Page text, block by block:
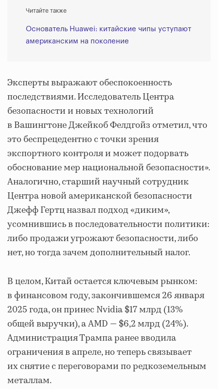
Читайте также
Основатель Huawei: китайские чипы уступают
американским на поколение
Эксперты выражают обеспокоенность
последствиями. Исследователь Центра
безопасности и новых технологий
в Вашингтоне Джейкоб Фелдгойз отметил, что
это беспрецедентно с точки зрения
экспортного контроля и может подорвать
обоснование мер национальной безопасности».
Аналогично, старший научный сотрудник
Центра новой американской безопасности
Джефф Гертц назвал подход «диким»,
усомнившись в последовательности политики:
либо продажи угрожают безопасности, либо
нет, но тогда зачем дополнительный налог.
В целом, Китай остается ключевым рынком:
в финансовом году, закончившемся 26 января
2025 года, он принес Nvidia $17 млрд (13%
общей выручки), а AMD — $6,2 млрд (24%).
Администрация Трампа ранее вводила
ограничения в апреле, но теперь связывает
их снятие с переговорами по редкоземельным
металлам.